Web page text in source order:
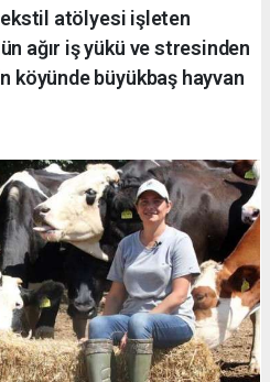
atölyesi işleten
ağır iş yükü ve stresinden
köyünde büyükbaş hayvan